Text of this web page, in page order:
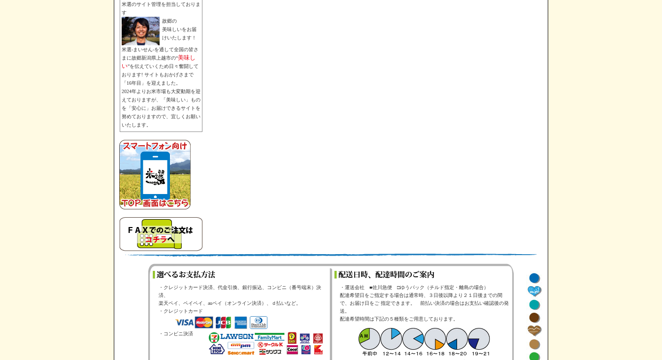
米選のサイト管理を担当しておりま
す
故郷の
美味しいをお届
けいたします！
米選-まいせん-を通して全国の皆さ
まに故郷新潟県上越市の“美味し
い”を伝えていくため日々奮闘して
おります! サイトもおかげさまで
「16年目」を迎えました。
2024年よりお米市場も大変動期を迎
えておりますが、「美味しい」もの
を「安心に」お届けできるサイトを
努めておりますので、宜しくお願い
いたします。
・クレジットカード決済、代金引換、銀行振込、コンビニ（番号端末）決
済、
楽天ペイ、ペイペイ、auペイ（オンライン決済）、ｄ払いなど。
・クレジットカード
・コンビニ決済
・運送会社 ■佐川急便 □ゆうパック（チルド指定・離島の場合）
配達希望日をご指定する場合は通常時、３日後以降より２１日後までの間
で、お届け日をご 指定できます。 前払い決済の場合はお支払い確認後の発
送。
配達希望時間は下記の５種類をご用意しております。